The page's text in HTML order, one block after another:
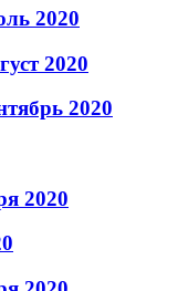
2020
2020
2020
2020